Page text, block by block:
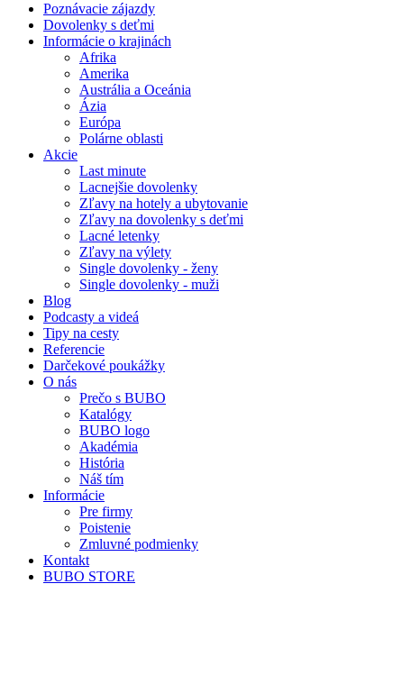
Poznávacie zájazdy
Dovolenky s deťmi
Informácie o krajinách
Afrika
Amerika
Austrália a Oceánia
Ázia
Európa
Polárne oblasti
Akcie
Last minute
Lacnejšie dovolenky
Zľavy na hotely a ubytovanie
Zľavy na dovolenky s deťmi
Lacné letenky
Zľavy na výlety
Single dovolenky - ženy
Single dovolenky - muži
Blog
Podcasty a videá
Tipy na cesty
Referencie
Darčekové poukážky
O nás
Prečo s BUBO
Katalógy
BUBO logo
Akadémia
História
Náš tím
Informácie
Pre firmy
Poistenie
Zmluvné podmienky
Kontakt
BUBO STORE